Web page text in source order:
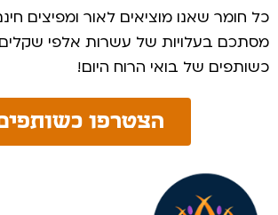
כל חומר שאנו מוציאים לאור ומפיצים
מסתכם בעלויות של עשרות אלפי
כשותפים של בואי הרוח היום! ​
הצטרפו